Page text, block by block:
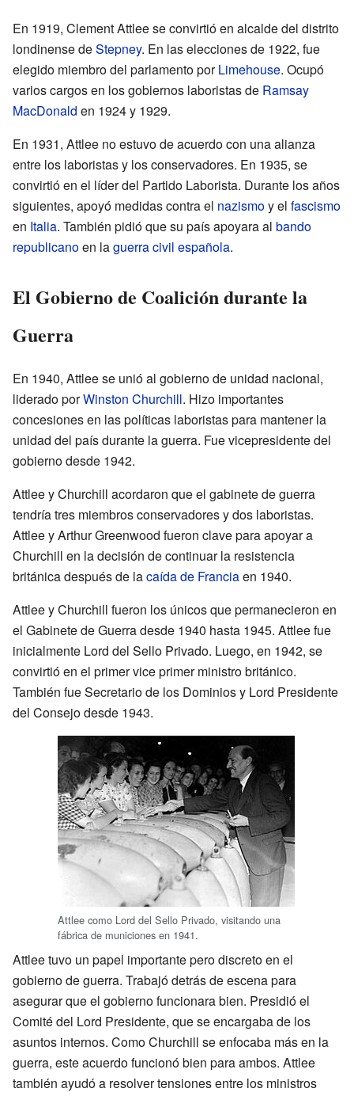
En 1919, Clement Attlee se convirtió en alcalde del distrito
londinense deStepney. En las elecciones de 1922, fue
elegido miembro del parlamento porLimehouse. Ocupó
varios cargos en los gobiernos laboristas de Ramsay
MacDonald en 1924 y 1929.
En 1931, Attlee no estuvo de acuerdo con una alianza
entre los laboristas y los conservadores. En 1935, se
convirtió en el líder del Partido Laborista. Durante los años
siguientes, apoyó medidas contra el nazismoy el fascismo
en Italia. También pidió que su país apoyara al bando
republicanoen laguerra civil española.
El Gobierno de Coalición durante la
Guerra
En 1940, Attlee se unió al gobierno de unidad nacional,
liderado porWinston Churchill. Hizo importantes
concesiones en las políticas laboristas para mantener la
unidad del país durante la guerra. Fue vicepresidente del
gobierno desde 1942.
Attlee y Churchill acordaron que el gabinete de guerra
tendría tres miembros conservadores y dos laboristas.
Attlee y Arthur Greenwood fueron clave para apoyar a
Churchill en la decisión de continuar la resistencia
británica después de lacaída de Franciaen 1940.
Attlee y Churchill fueron los únicos que permanecieron en
el Gabinete de Guerra desde 1940 hasta 1945. Attlee fue
inicialmente Lord del Sello Privado. Luego, en 1942, se
convirtió en el primer vice primer ministro británico.
También fue Secretario de los Dominios y Lord Presidente
del Consejo desde 1943.
Attlee como Lord del Sello Privado, visitando una
fábrica de municiones en 1941.
Attlee tuvo un papel importante pero discreto en el
gobierno de guerra. Trabajó detrás de escena para
asegurar que el gobierno funcionara bien. Presidió el
Comité del Lord Presidente, que se encargaba de los
asuntos internos. Como Churchill se enfocaba más en la
guerra, este acuerdo funcionó bien para ambos. Attlee
también ayudó a resolver tensiones entre los ministros